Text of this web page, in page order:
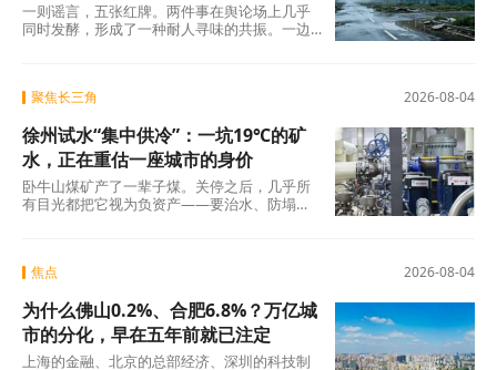
一则谣言，五张红牌。两件事在舆论场上几乎
同时发酵，形成了一种耐人寻味的共振。一边
2026-08-04
聚焦长三角
徐州试水“集中供冷”：一坑19℃的矿
水，正在重估一座城市的身价
卧牛山煤矿产了一辈子煤。关停之后，几乎所
有目光都把它视为负资产——要治水、防塌
2026-08-04
焦点
为什么佛山0.2%、合肥6.8%？万亿城
市的分化，早在五年前就已注定
上海的金融、北京的总部经济、深圳的科技制